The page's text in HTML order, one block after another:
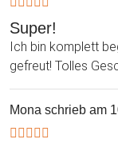
Super!
Ich bin komplett
gefreut! Tolles
Mona schrieb am